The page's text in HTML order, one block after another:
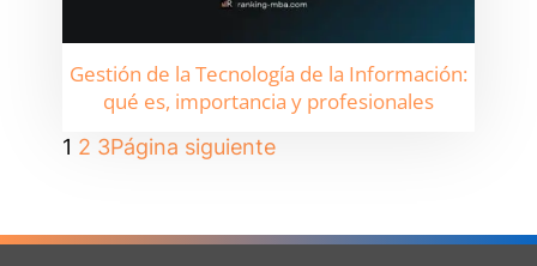
Gestión de la Tecnología de la Información:
qué es, importancia y profesionales
1 2 3Página siguiente